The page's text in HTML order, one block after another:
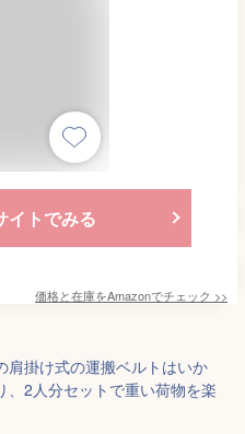
イトでみる
価格と在庫をAmazonでチェック >>
肩掛け式の運搬ベルトはいか
、2人分セットで重い荷物を楽